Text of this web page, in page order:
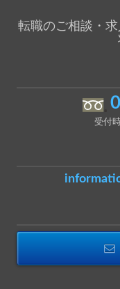
転職のご相談・
受付